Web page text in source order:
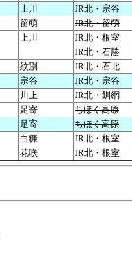
上川
JR北・宗谷
留萌
JR北・留萌
上川
JR北・根室
JR北・石勝
紋別
JR北・石北
宗谷
JR北・宗谷
川上
JR北・釧網
足寄
ちほく高原
足寄
ちほく高原
白糠
JR北・根室
花咲 JR北・根室